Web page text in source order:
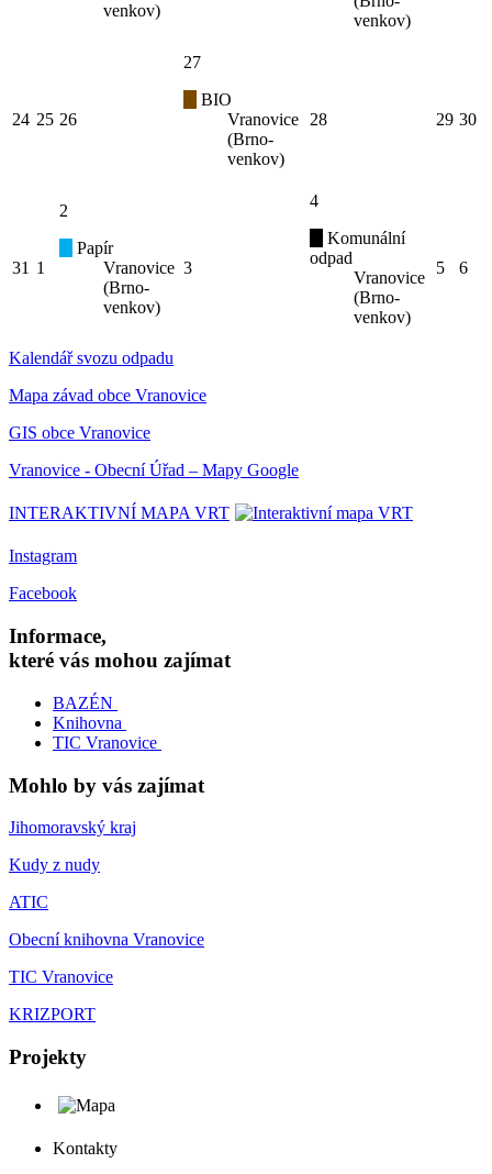
venkov)
venkov)
24 25 26
27
BIO
Vranovice
(Brno-
venkov)
28 29 30
31 1
2
Papír
Vranovice
(Brno-
venkov)
3
4
Komunální
odpad
Vranovice
(Brno-
venkov)
5 6
Kalendář svozu odpadu
Mapa závad obce Vranovice
GIS obce Vranovice
Vranovice - Obecní Úřad – Mapy Google
INTERAKTIVNÍ MAPA VRT
Instagram
Facebook
Informace,
které vás mohou zajímat
BAZÉN
Knihovna
TIC Vranovice
Mohlo by vás zajímat
Jihomoravský kraj
Kudy z nudy
ATIC
Obecní knihovna Vranovice
TIC Vranovice
KRIZPORT
Projekty
Kontakty